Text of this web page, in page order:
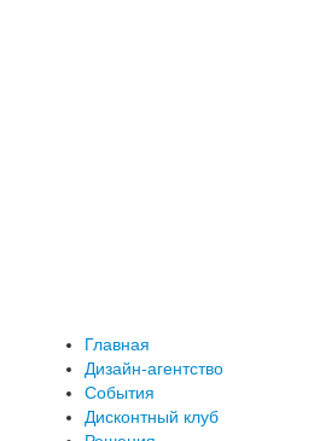
Главная
Дизайн-агентство
События
Дисконтный клуб